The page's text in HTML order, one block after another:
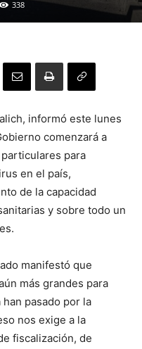
338
informó este lunes
comenzará a
para
en el país,
de la capacidad
y sobre todo un
manifestó que
más grandes para
pasado por la
nos exige a la
fiscalización, de